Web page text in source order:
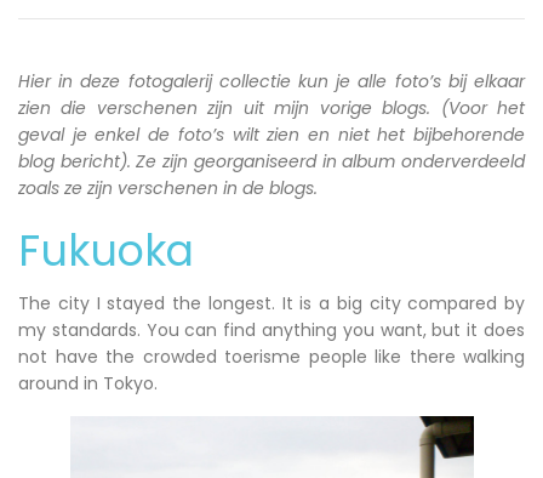
Hier in deze fotogalerij collectie kun je alle foto’s bij elkaar
zien die verschenen zijn uit mijn vorige blogs. (Voor het
geval je enkel de foto’s wilt zien en niet het bijbehorende
blog bericht). Ze zijn georganiseerd in album onderverdeeld
zoals ze zijn verschenen in de blogs.
Fukuoka
The city I stayed the longest. It is a big city compared by
my standards. You can find anything you want, but it does
not have the crowded toerisme people like there walking
around in Tokyo.